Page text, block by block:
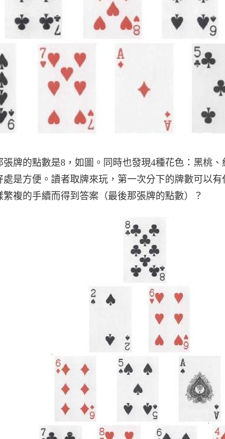
牌的點數是8，如圖。同時也發現4種花色：黑桃
處是方便。讀者取牌來玩，第一次分下的牌數可以
複的手續而得到答案（最後那張牌的點數）？